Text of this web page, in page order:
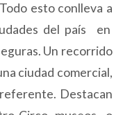
esto conlleva a
del país en
Un recorrido
ciudad comercial,
Destacan